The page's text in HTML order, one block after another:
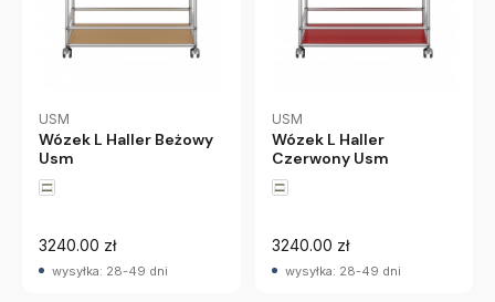
USM
Wózek L Haller Beżowy
Usm
3240.00 zł
wysyłka: 28-49 dni
USM
Wózek L Haller
Czerwony Usm
3240.00 zł
wysyłka: 28-49 dni